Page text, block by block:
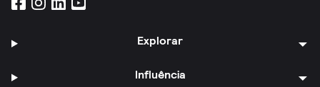
Explorar
Influência